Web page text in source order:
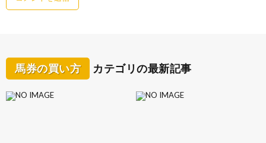
馬券の買い方 カテゴリの最新記事